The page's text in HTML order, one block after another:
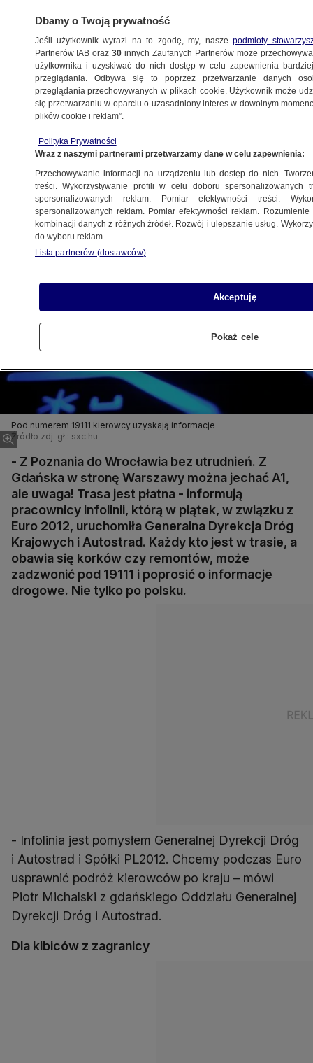
TRÓJMIASTO
Z Gdańska A1"
1.06.2012, 19:44
Udostępnij
Pod numerem 19111 kierowcy uzyskają informacje
Źródło zdj. gł.: sxc.hu
- Z Poznania do Wrocławia bez utrudnień. Z
Gdańska w stronę Warszawy można jechać A1,
ale uwaga! Trasa jest płatna - informują
pracownicy infolinii, którą w piątek, w związku z
Euro 2012, uruchomiła Generalna Dyrekcja Dróg
Krajowych i Autostrad. Każdy kto jest w trasie, a
obawia się korków czy remontów, może
zadzwonić pod 19111 i poprosić o informacje
drogowe. Nie tylko po polsku.
- Infolinia jest pomysłem Generalnej Dyrekcji Dróg
i Autostrad i Spółki PL2012. Chcemy podczas Euro
usprawnić podróż kierowców po kraju – mówi
Piotr Michalski z gdańskiego Oddziału Generalnej
Dyrekcji Dróg i Autostrad.
Dla kibiców z zagranicy
Dbamy o Twoją prywatność
Jeśli użytkownik wyrazi na to zgodę, my, naszepodmioty
Partnerów IAB oraz30 innych Zaufanych Partnerów może
użytkownika i uzyskiwać do nich dostęp w celu zapewnienia
przeglądania. Odbywa się to poprzez przetwarzanie danych
przeglądania przechowywanych w plikach cookie. Użytkownik może
się przetwarzaniu w oparciu o uzasadniony interes w dowolnym
plików cookie i reklam”.
Polityka Prywatności
Wraz z naszymi partnerami przetwarzamy dane w celu zapewnienia:
Przechowywanie informacji na urządzeniu lub dostęp do nich.
treści. Wykorzystywanie profili w celu doboru spersonalizowanych
spersonalizowanych reklam. Pomiar efektywności treści.
spersonalizowanych reklam. Pomiar efektywności reklam.
kombinacji danych z różnych źródeł. Rozwój i ulepszanie usług.
do wyboru reklam.
Lista partnerów (dostawców)
Akceptuję
Pokaż cele